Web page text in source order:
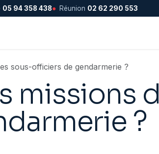
05 94 358 438● Réunion 02 62 290 553
sous-officiers de gendarmerie ?
missions
?